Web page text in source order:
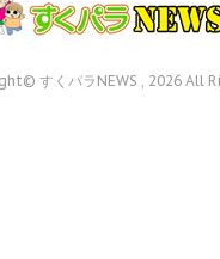
すくパラNEWS , 2026 All